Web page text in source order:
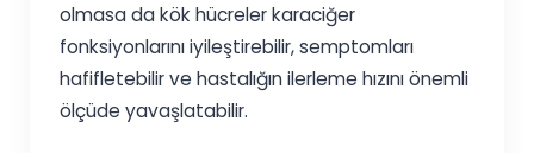
olmasa da kök hücreler karaciğer
fonksiyonlarını iyileştirebilir, semptomları
hafifletebilir ve hastalığın ilerleme hızını önemli
ölçüde yavaşlatabilir.